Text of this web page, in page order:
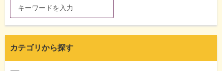
カテゴリから探す